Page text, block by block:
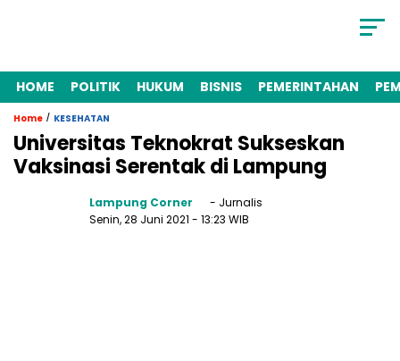
HOME POLITIK HUKUM BISNIS PEMERINTAHAN
Home / KESEHATAN
Universitas Teknokrat Sukseskan
Vaksinasi Serentak di Lampung
Lampung Corner
- Jurnalis
Senin, 28 Juni 2021 - 13:23 WIB